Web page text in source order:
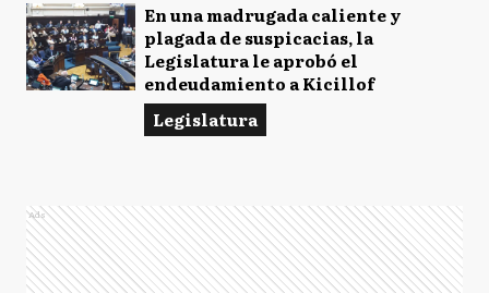
En una madrugada caliente y
plagada de suspicacias, la
Legislatura le aprobó el
endeudamiento a Kicillof
Legislatura
Ads